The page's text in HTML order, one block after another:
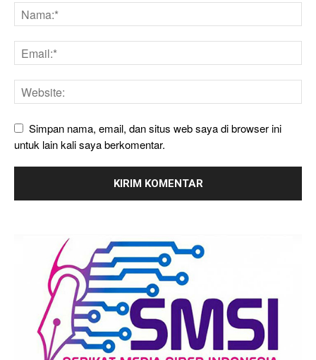
Simpan nama, email, dan situs web saya di browser ini
untuk lain kali saya berkomentar.